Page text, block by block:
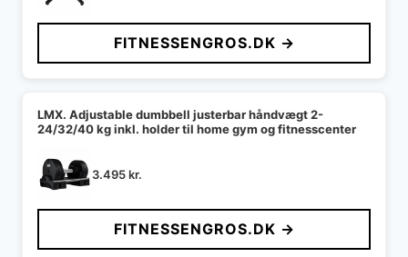
FITNESSENGROS.DK →
LMX. Adjustable dumbbell justerbar håndvægt 2-
24/32/40 kg inkl. holder til home gym og fitnesscenter
3.495kr.
FITNESSENGROS.DK →